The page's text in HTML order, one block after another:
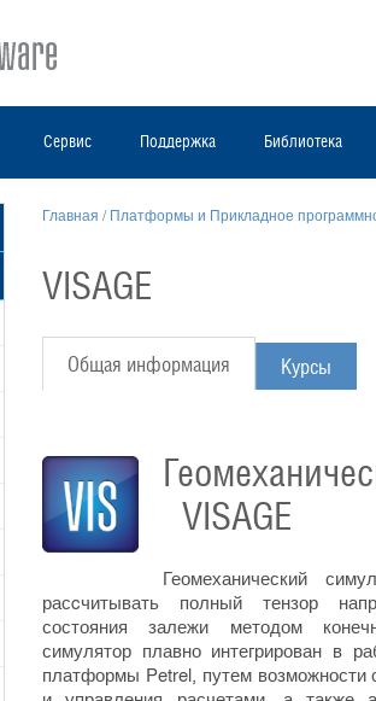
Сервис Поддержка Библиотека
Главная /Платформы и Прикладное
VISAGE
Общая информация Курсы
VISAGE
Геомеханический
расcчитывать полный тензор
состояния залежи методом
симулятор плавно интегрирован в
платформы Petrel, путем возможности